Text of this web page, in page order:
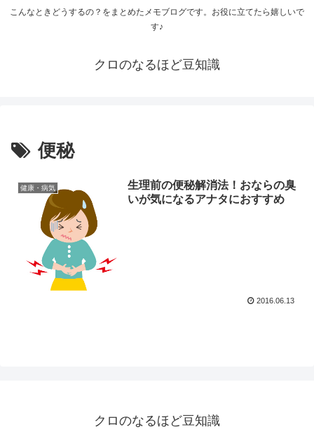
こんなときどうするの？をまとめたメモブログです。お役に立てたら嬉しいで
す♪
クロのなるほど豆知識
便秘
健康・病気
生理前の便秘解消法！おならの臭
いが気になるアナタにおすすめ
2016.06.13
クロのなるほど豆知識